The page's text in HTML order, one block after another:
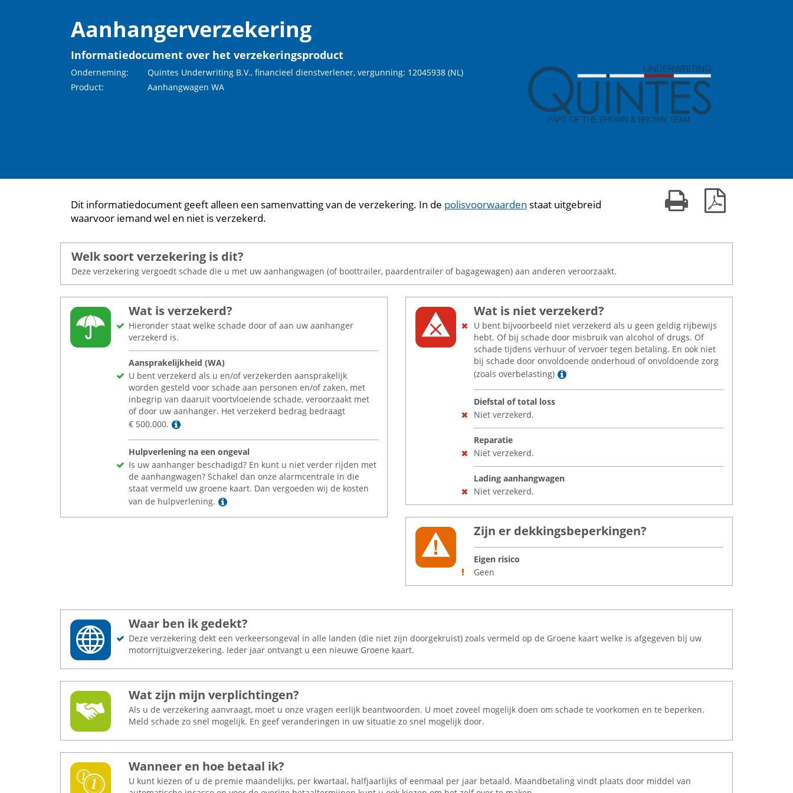
Aanhangerverzekering
Informatiedocument over het verzekeringsproduct
Onderneming:
Quintes Underwriting B.V., financieel dienstverlener, vergunning: 12045938 (NL)
Product:
Aanhangwagen WA
Dit informatiedocument geeft alleen een samenvatting van de verzekering. In de polisvoorwaarden staat uitgebreid
waarvoor iemand wel en niet is verzekerd.
Print kaartDownload PDF
Welk soort verzekering is dit?
Deze verzekering vergoedt schade die u met uw aanhangwagen (of boottrailer, paardentrailer of bagagewagen) aan anderen veroorzaakt.
Wat is verzekerd?
Hieronder staat welke schade door of aan uw aanhanger
verzekerd is.
Aansprakelijkheid (WA)
U bent verzekerd als u en/of verzekerden aansprakelijk
worden gesteld voor schade aan personen en/of zaken, met
inbegrip van daaruit voortvloeiende schade, veroorzaakt met
of door uw aanhanger. Het verzekerd bedrag bedraagt
€ 500.000. Lees meer
Hulpverlening na een ongeval
Is uw aanhanger beschadigd? En kunt u niet verder rijden met
de aanhangwagen? Schakel dan onze alarmcentrale in die
staat vermeld uw groene kaart. Dan vergoeden wij de kosten
van de hulpverlening.
Lees meer
Wat is niet verzekerd?
U bent bijvoorbeeld niet verzekerd als u geen geldig rijbewijs
hebt. Of bij schade door misbruik van alcohol of drugs. Of
schade tijdens verhuur of vervoer tegen betaling. En ook niet
bij schade door onvoldoende onderhoud of onvoldoende zorg
(zoals overbelasting)
Lees meer
Diefstal of total loss
Niet verzekerd.
Reparatie
Niet verzekerd.
Lading aanhangwagen
Niet verzekerd.
Zijn er dekkingsbeperkingen?
Eigen risico
Geen
Waar ben ik gedekt?
Deze verzekering dekt een verkeersongeval in alle landen (die niet zijn doorgekruist) zoals vermeld op de Groene kaart welke is afgegeven bij uw
motorrijtuigverzekering. Ieder jaar ontvangt u een nieuwe Groene kaart.
Wat zijn mijn verplichtingen?
Als u de verzekering aanvraagt, moet u onze vragen eerlijk beantwoorden. U moet zoveel mogelijk doen om schade te voorkomen en te beperken.
Meld schade zo snel mogelijk. En geef veranderingen in uw situatie zo snel mogelijk door.
Wanneer en hoe betaal ik?
U kunt kiezen of u de premie maandelijks, per kwartaal, halfjaarlijks of eenmaal per jaar betaald. Maandbetaling vindt plaats door middel van